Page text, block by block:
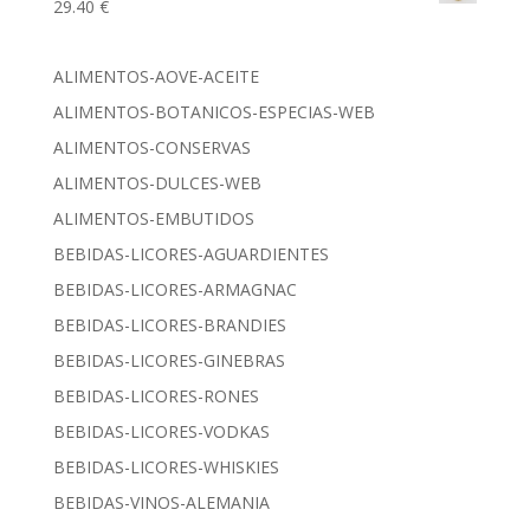
29.40 €
ALIMENTOS-AOVE-ACEITE
ALIMENTOS-BOTANICOS-ESPECIAS-WEB
ALIMENTOS-CONSERVAS
ALIMENTOS-DULCES-WEB
ALIMENTOS-EMBUTIDOS
BEBIDAS-LICORES-AGUARDIENTES
BEBIDAS-LICORES-ARMAGNAC
BEBIDAS-LICORES-BRANDIES
BEBIDAS-LICORES-GINEBRAS
BEBIDAS-LICORES-RONES
BEBIDAS-LICORES-VODKAS
BEBIDAS-LICORES-WHISKIES
BEBIDAS-VINOS-ALEMANIA